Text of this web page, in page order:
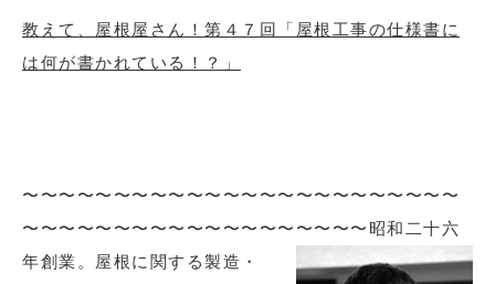
教えて、屋根屋さん！第４７回「屋根工事の仕様書に
は何が書かれている！？」
〜〜〜〜〜〜〜〜〜〜〜〜〜〜〜〜〜〜〜〜〜〜〜〜
〜〜〜〜〜〜〜〜〜〜〜〜〜〜〜〜〜〜〜 昭和二十六
年創業。屋根に関する製造・